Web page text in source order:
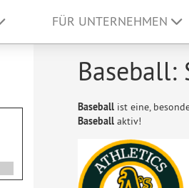
FÜR UNTERNEHMEN
Baseball:
Baseball ist eine,
Baseball aktiv!